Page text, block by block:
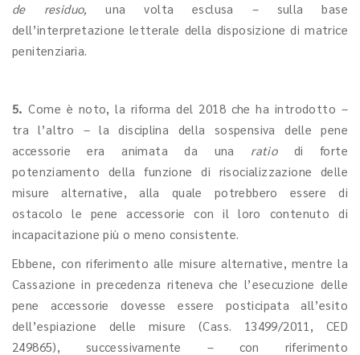
de residuo, una volta esclusa – sulla base
dell’interpretazione letterale della disposizione di matrice
penitenziaria.
5. Come è noto, la riforma del 2018 che ha introdotto –
tra l’altro – la disciplina della sospensiva delle pene
accessorie era animata da una ratiodi forte
potenziamento della funzione di risocializzazione delle
misure alternative, alla quale potrebbero essere di
ostacolo le pene accessorie con il loro contenuto di
incapacitazione più o meno consistente.
Ebbene, con riferimento alle misure alternative, mentre la
Cassazione in precedenza riteneva che l’esecuzione delle
pene accessorie dovesse essere posticipata all’esito
dell’espiazione delle misure (Cass. 13499/2011, CED
249865), successivamente – con riferimento